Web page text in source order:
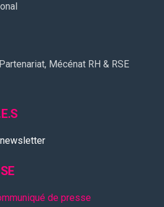
Mécénat RH & RSE
de presse